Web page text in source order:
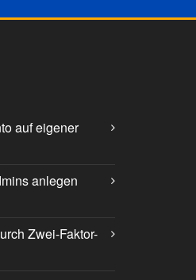
auf eigener
anlegen
Zwei-Faktor-